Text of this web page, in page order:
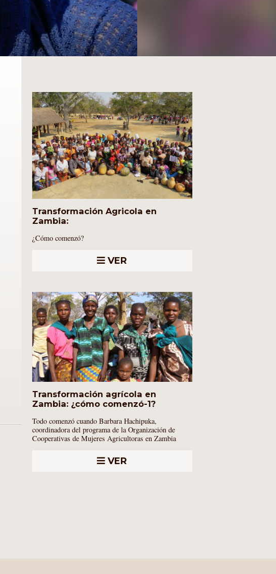
Transformación Agricola en
Zambia:
¿Cómo comenzó?
VER
Transformación agrícola en
Zambia: ¿cómo comenzó-1?
Todo comenzó cuando Barbara Hachipuka,
coordinadora del programa de la Organización de
Cooperativas de Mujeres Agricultoras en Zambia
VER